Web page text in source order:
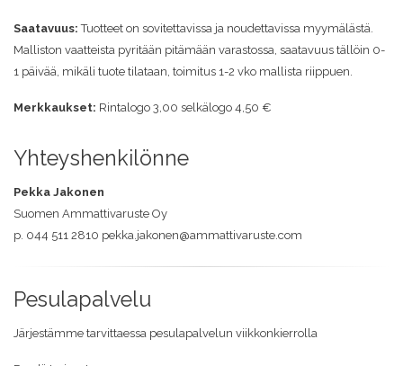
Saatavuus: Tuotteet on sovitettavissa ja noudettavissa myymälästä.
Malliston vaatteista pyritään pitämään varastossa, saatavuus tällöin 0-
1 päivää, mikäli tuote tilataan, toimitus 1-2 vko mallista riippuen.
Merkkaukset: Rintalogo 3,00 selkälogo 4,50 €
Yhteyshenkilönne
Pekka Jakonen
Suomen Ammattivaruste Oy
p. 044 511 2810 pekka.jakonen@ammattivaruste.com
Pesulapalvelu
Järjestämme tarvittaessa pesulapalvelun viikkonkierrolla